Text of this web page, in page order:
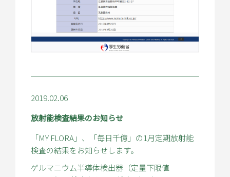
2019.02.06
放射能検査結果のお知らせ
「MY FLORA」、「毎日千億」の1月定期放射能
検査の結果をお知らせします。
ゲルマニウム半導体検出器（定量下限値